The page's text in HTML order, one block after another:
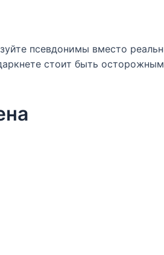
псевдонимы вместо
стоит быть